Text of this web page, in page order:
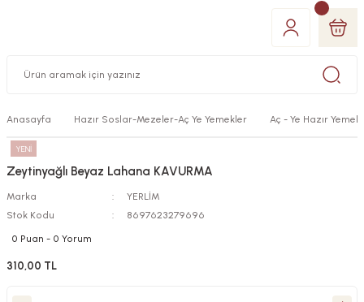
Anasayfa Hazır Soslar-Mezeler-Aç Ye Yemekler Aç - Ye Hazır
YENİ
Zeytinyağlı Beyaz Lahana KAVURMA
Marka
YERLİM
Stok Kodu
8697623279696
0 Puan - 0 Yorum
310,00 TL